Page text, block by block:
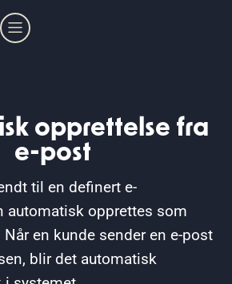
opprettelse fra
e-post
til en definert e-
automatisk opprettes som
en kunde sender en e-post
blir det automatisk